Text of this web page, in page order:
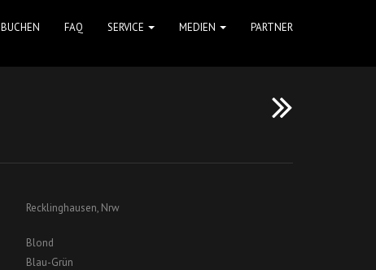
BUCHEN FAQ SERVICE MEDIEN PARTNER
Recklinghausen, Nrw
Blond
Blau-Grün